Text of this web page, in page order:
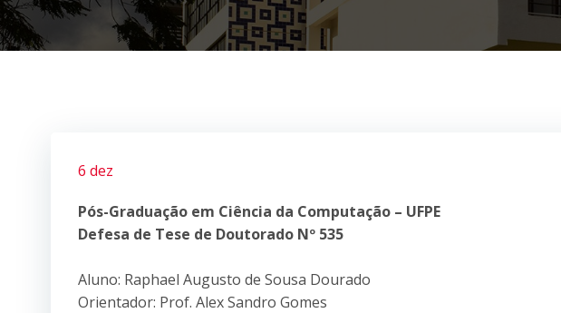
6 dez
Pós-Graduação em Ciência da Computação – UFPE
Defesa de Tese de Doutorado Nº 535
Aluno: Raphael Augusto de Sousa Dourado
Orientador: Prof. Alex Sandro Gomes